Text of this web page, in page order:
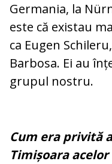
Germania, la
este că existau
ca Eugen
Barbosa. Ei au
grupul nostru.
Cum era privită
Timișoara acelor